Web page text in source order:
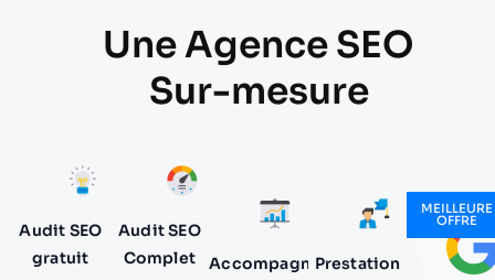
Une Agence SEO
Sur-mesure
Audit SEO
gratuit
Audit SEO
Complet
Accompagnement
Prestation
MEILLEURE
OFFRE